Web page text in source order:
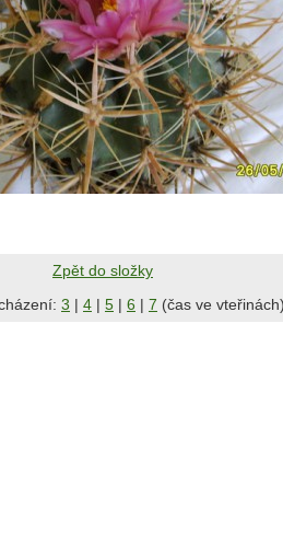
Zpět do složky
3 | 4 | 5 | 6 | 7 (čas ve